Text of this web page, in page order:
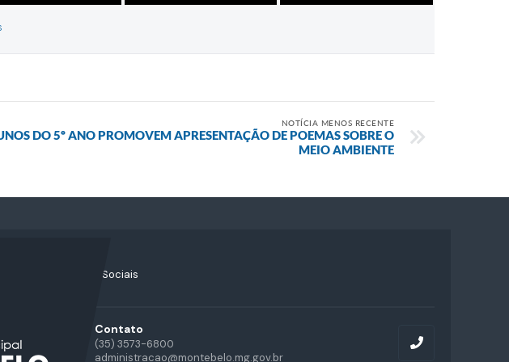
NOTÍCIA MENOS RECENTE
DO 5º ANO PROMOVEM APRESENTAÇÃO DE POEMAS SOBRE O
MEIO AMBIENTE
nossas Redes Sociais
Contato
(35) 3573-6800
administracao@montebelo.mg.gov.br